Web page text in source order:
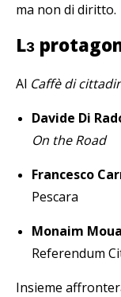
ma non di diritto.
Lɜ
Al Caffè di
Davide Di
On the Road
Francesco
Pescara
Monaim
Referendum
Insieme